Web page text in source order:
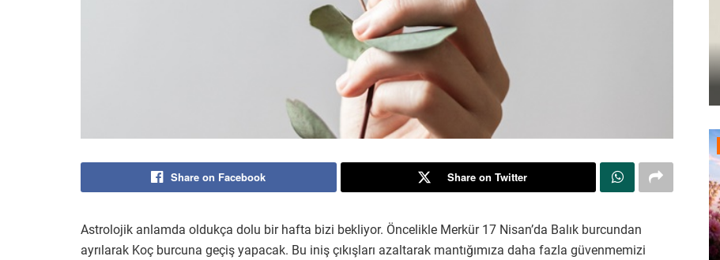
Share on Facebook Share on Twitter
Astrolojik anlamda oldukça dolu bir hafta bizi bekliyor. Öncelikle Merkür 17 Nisan’da Balık burcundan
ayrılarak Koç burcuna geçiş yapacak. Bu iniş çıkışları azaltarak mantığımıza daha fazla güvenmemizi